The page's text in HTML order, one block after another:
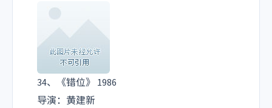
34、《错位》 1986
导演：黄建新